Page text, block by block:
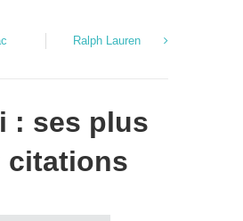
Ralph Lauren
: ses plus
citations